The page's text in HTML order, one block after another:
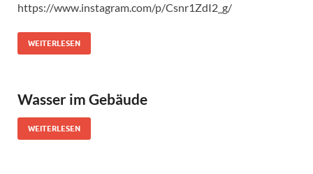
https://www.instagram.com/p/Csnr1ZdI2_g/
WEITERLESEN
Wasser im Gebäude
WEITERLESEN